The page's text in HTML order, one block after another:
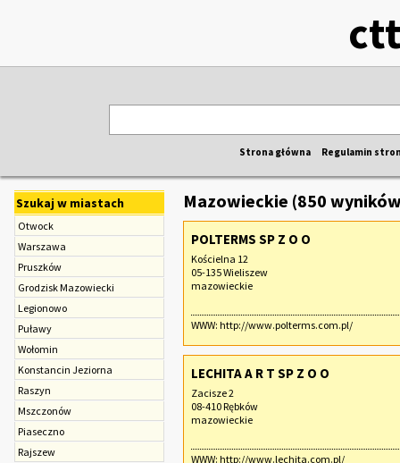
Strona główna Regulamin
Szukaj w miastach
Otwock
Warszawa
Pruszków
Grodzisk Mazowiecki
Legionowo
Puławy
Wołomin
Konstancin Jeziorna
Raszyn
Mszczonów
Piaseczno
Rajszew
Mazowieckie (850
POLTERMS SP Z O O
Kościelna 12
05-135 Wieliszew
mazowieckie
WWW: http://www.polterms.com.pl/
LECHITA A R T SP Z O O
Zacisze 2
08-410 Rębków
mazowieckie
WWW: http://www.lechita.com.pl/